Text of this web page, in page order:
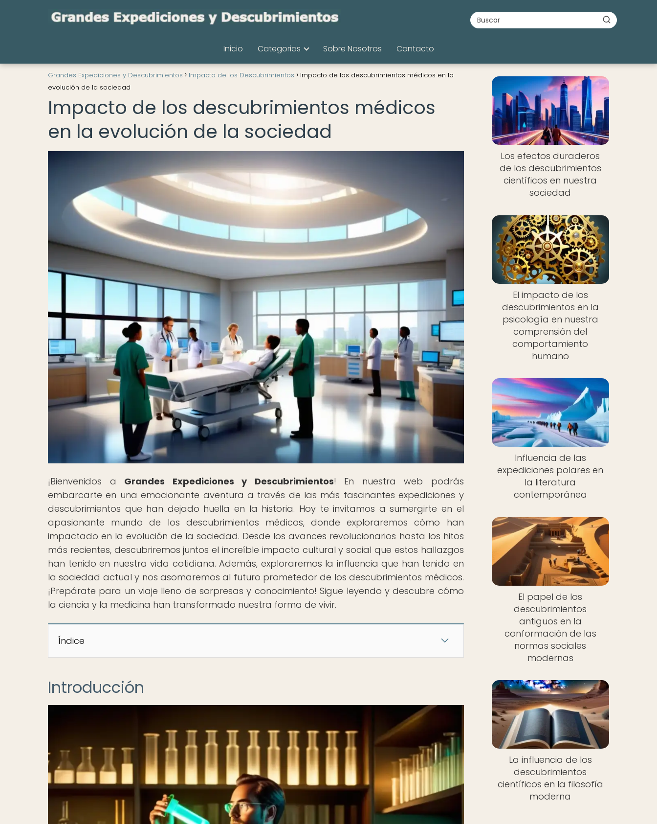
Inicio Categorias Sobre Nosotros Contacto
Grandes Expediciones y Descubrimientos Impacto de los Descubrimientos
Impacto de los descubrimientos médicos en la
evolución de la sociedad
Impacto de los descubrimientos médicos
en la evolución de la sociedad
¡Bienvenidos a Grandes Expediciones y Descubrimientos! En nuestra web podrás
embarcarte en una emocionante aventura a través de las más fascinantes expediciones y
descubrimientos que han dejado huella en la historia. Hoy te invitamos a sumergirte en el
apasionante mundo de los descubrimientos médicos, donde exploraremos cómo han
impactado en la evolución de la sociedad. Desde los avances revolucionarios hasta los hitos
más recientes, descubriremos juntos el increíble impacto cultural y social que estos hallazgos
han tenido en nuestra vida cotidiana. Además, exploraremos la influencia que han tenido en
la sociedad actual y nos asomaremos al futuro prometedor de los descubrimientos médicos.
¡Prepárate para un viaje lleno de sorpresas y conocimiento! Sigue leyendo y descubre cómo
la ciencia y la medicina han transformado nuestra forma de vivir.
Índice
Introducción
Los efectos duraderos
de los descubrimientos
científicos en nuestra
sociedad
El impacto de los
descubrimientos en la
psicología en nuestra
comprensión del
comportamiento
humano
Influencia de las
expediciones polares en
la literatura
contemporánea
El papel de los
descubrimientos
antiguos en la
conformación de las
normas sociales
modernas
La influencia de los
descubrimientos
científicos en la filosofía
moderna